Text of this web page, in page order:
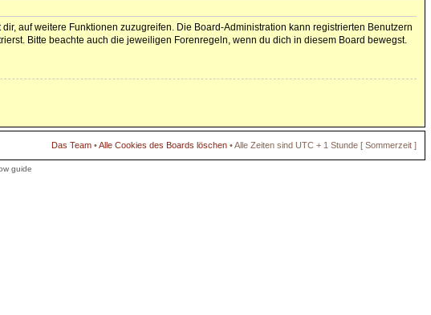
auf weitere Funktionen zuzugreifen. Die Board-Administration kann registrierten Benutzern
Bitte beachte auch die jeweiligen Forenregeln, wenn du dich in diesem Board bewegst.
Das Team •Alle Cookies des Boards löschen • Alle Zeiten sind UTC + 1 Stunde [ Sommerzeit ]
guide